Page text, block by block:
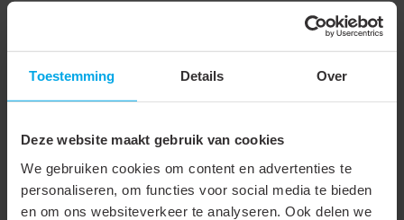
Toestemming Details Over
Deze website maakt gebruik van cookies
We gebruiken cookies om content en advertenties te
personaliseren, om functies voor social media te bieden
en om ons websiteverkeer te analyseren. Ook delen we
Technische gegevens
Materiaal
Roestvaststaal (RVS)
Materiaalkwaliteit
RVS 430 (1.4016)